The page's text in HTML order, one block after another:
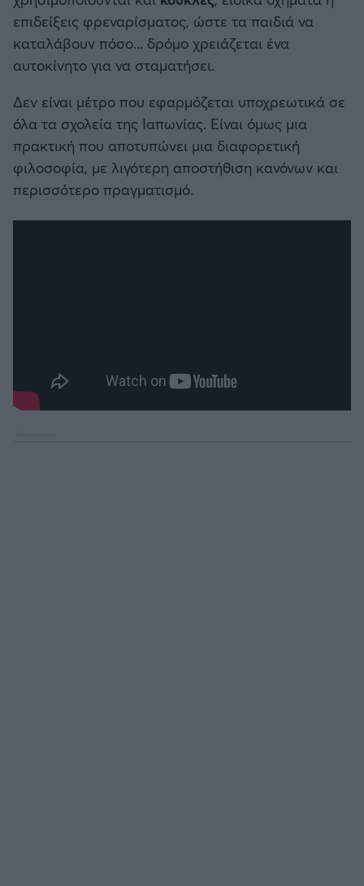
επιδείξεις φρεναρίσματος, ώστε τα παιδιά να
καταλάβουν πόσο... δρόμο χρειάζεται ένα
αυτοκίνητο για να σταματήσει.
Δεν είναι μέτρο που εφαρμόζεται υποχρεωτικά σε
όλα τα σχολεία της Ιαπωνίας. Είναι όμως μια
πρακτική που αποτυπώνει μια διαφορετική
φιλοσοφία, με λιγότερη αποστήθιση κανόνων και
περισσότερο πραγματισμό.